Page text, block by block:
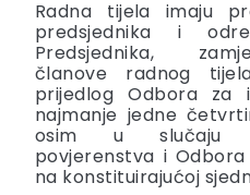
Radna tijela imaju
predsjednika i
Predsjednika,
članove radnog
prijedlog Odbora za
najmanje jedne
osim u slučaju
povjerenstva i
na konstituirajućoj